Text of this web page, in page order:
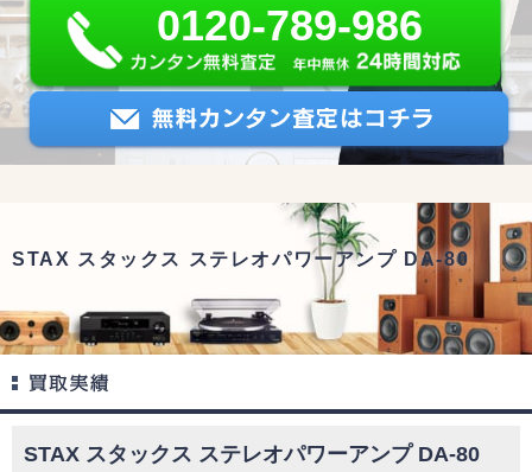
0120-789-986
STAX スタックス ステレオパワーアンプ DA-80
STAX スタックス ステレオパワーアンプ DA-80